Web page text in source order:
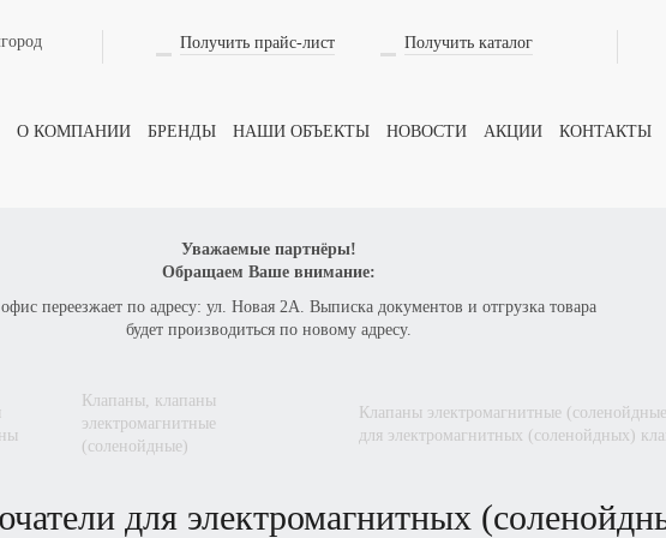
Получить прайс-лист Получить каталог
О КОМПАНИИ БРЕНДЫ НАШИ ОБЪЕКТЫ НОВОСТИ АКЦИИ КОНТАКТЫ
Уважаемые партнёры!
Обращаем Ваше внимание:
переезжает по адресу: ул. Новая 2А. Выписка документов и отгрузка товара
будет производиться по новому адресу.
клапаны, клапаны
электромагнитные
(соленойдные)
клапаны электромагнитные (соленойдные), катушки, концевые выключатели
для электромагнитных (соленойдных)
для электромагнитных
на товар
ТЕЛЕФОН
КОЛИЧЕСТВО